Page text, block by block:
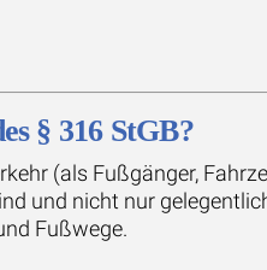
§ 316 StGB?
(als Fußgänger,
und nicht nur
Fußwege.